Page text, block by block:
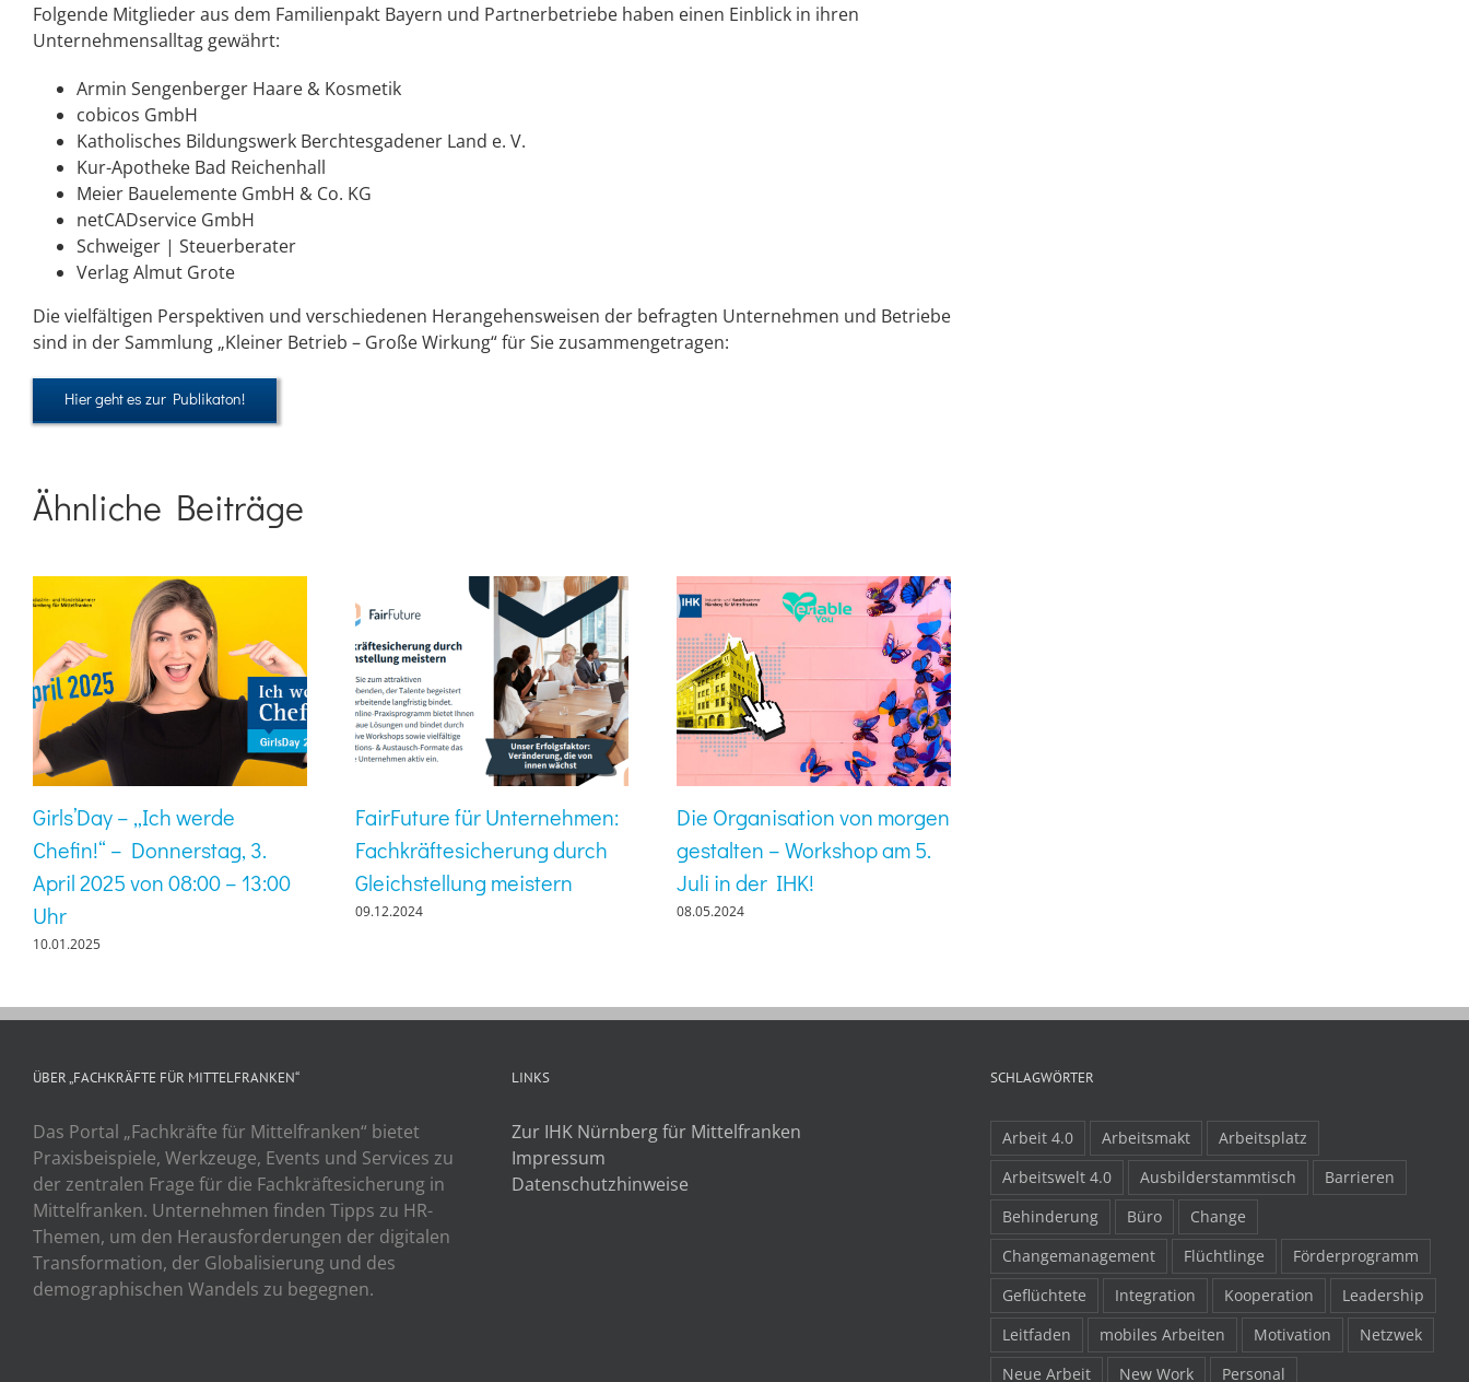
Folgende Mitglieder aus dem Familienpakt Bayern und Partnerbetriebe haben einen Einblick in ihren
Unternehmensalltag gewährt:
Armin Sengenberger Haare & Kosmetik
cobicos GmbH
Katholisches Bildungswerk Berchtesgadener Land e. V.
Kur-Apotheke Bad Reichenhall
Meier Bauelemente GmbH & Co. KG
netCADservice GmbH
Schweiger | Steuerberater
Verlag Almut Grote
Die vielfältigen Perspektiven und verschiedenen Herangehensweisen der befragten Unternehmen und Betriebe
sind in der Sammlung „Kleiner Betrieb – Große Wirkung“ für Sie zusammengetragen:
Hier geht es zur Publikaton!
Ähnliche Beiträge
Girls’Day – „Ich werde
Chefin!“ – Donnerstag, 3.
April 2025 von 08:00 – 13:00
Uhr
10.01.2025
FairFuture für Unternehmen:
Fachkräftesicherung durch
Gleichstellung meistern
09.12.2024
Die Organisation von morgen
gestalten – Workshop am 5.
Juli in der IHK!
08.05.2024
ÜBER „FACHKRÄFTE FÜR MITTELFRANKEN“
Das Portal „Fachkräfte für Mittelfranken“ bietet
Praxisbeispiele, Werkzeuge, Events und Services zu
der zentralen Frage für die Fachkräftesicherung in
Mittelfranken. Unternehmen finden Tipps zu HR-
Themen, um den Herausforderungen der digitalen
Transformation, der Globalisierung und des
demographischen Wandels zu begegnen.
LINKS
Zur IHK Nürnberg für Mittelfranken
Impressum
Datenschutzhinweise
SCHLAGWÖRTER
Arbeit 4.0 Arbeitsmakt
Arbeitsplatz
Arbeitswelt 4.0
Ausbilderstammtisch
Barrieren
Behinderung
Büro
Change
Changemanagement
Flüchtlinge
Förderprogramm
Geflüchtete
Integration Kooperation
Leadership
Leitfaden
mobiles Arbeiten Motivation
Netzwek
Neue Arbeit
New Work Personal